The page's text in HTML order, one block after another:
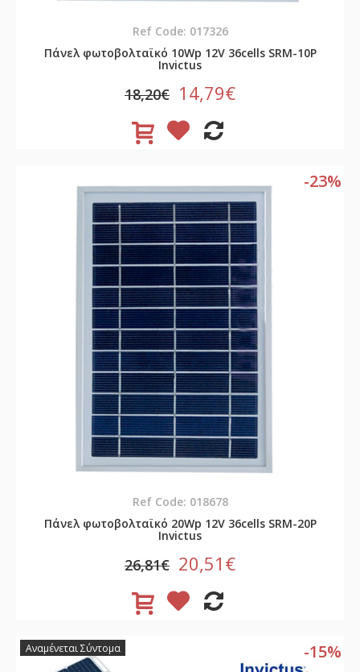
Ref Code: 017326
Πάνελ φωτοβολταϊκό 10Wp 12V 36cells SRM-10P
Invictus
18,20€ 14,79€
-23%
Ref Code: 018678
Πάνελ φωτοβολταϊκό 20Wp 12V 36cells SRM-20P
Invictus
26,81€ 20,51€
-15%
Αναμένεται Σύντομα